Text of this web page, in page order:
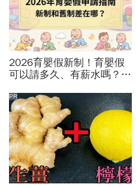
2026育嬰假新制！育嬰假
可以請多久、有薪水嗎？育
資料，和舊制差異一次看
PR